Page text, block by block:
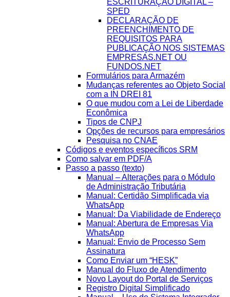
ESCRITURAÇÃO DIGITAL –
SPED
DECLARAÇÃO DE
PREENCHIMENTO DE
REQUISITOS PARA
PUBLICAÇÃO NOS SISTEMAS
EMPRESAS.NET OU
FUNDOS.NET
Formulários para Armazém
Mudanças referentes ao Objeto Social
com a IN DREI 81
O que mudou com a Lei de Liberdade
Econômica
Tipos de CNPJ
Opções de recursos para empresários
Pesquisa no CNAE
Códigos e eventos específicos SRM
Como salvar em PDF/A
Passo a passo (texto)
Manual – Alterações para o Módulo
de Administração Tributária
Manual: Certidão Simplificada via
WhatsApp
Manual: Da Viabilidade de Endereço
Manual: Abertura de Empresas Via
WhatsApp
Manual: Envio de Processo Sem
Assinatura
Como Enviar um “HESK”
Manual do Fluxo de Atendimento
Novo Layout do Portal de Serviços
Registro Digital Simplificado